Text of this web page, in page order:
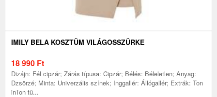
IMILY BELA KOSZTÜM VILÁGOSSZÜRKE
18 990 Ft
Dizájn: Fél cipzár; Zárás típusa: Cipzár; Bélés: Béleletlen; Anyag:
Dzsörzé; Minta: Univerzális színek; Inggallér: Állógallér; Extrák: Ton
inTon tű...